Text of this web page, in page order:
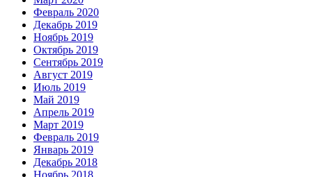
Февраль 2020
Декабрь 2019
Ноябрь 2019
Октябрь 2019
Сентябрь 2019
Август 2019
Июль 2019
Май 2019
Апрель 2019
Март 2019
Февраль 2019
Январь 2019
Декабрь 2018